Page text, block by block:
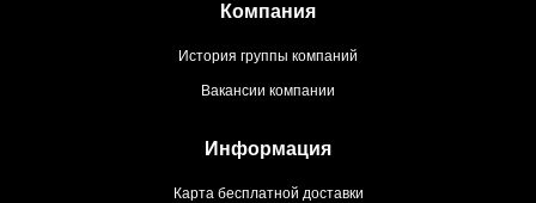
Компания
История группы компаний
Вакансии компании
Информация
Карта бесплатной доставки